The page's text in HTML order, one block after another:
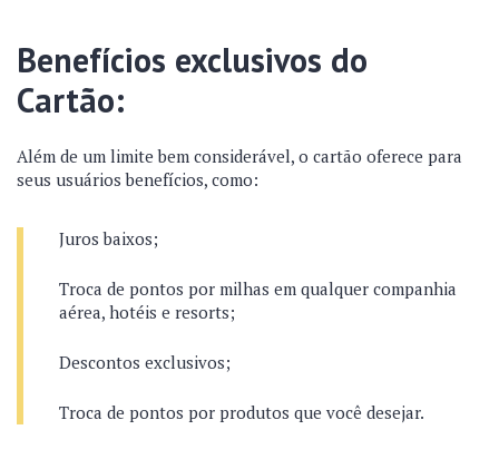
Benefícios exclusivos do
Cartão:
Além de um limite bem considerável, o cartão oferece para
seus usuários benefícios, como:
Juros baixos;
Troca de pontos por milhas em qualquer companhia
aérea, hotéis e resorts;
Descontos exclusivos;
Troca de pontos por produtos que você desejar.